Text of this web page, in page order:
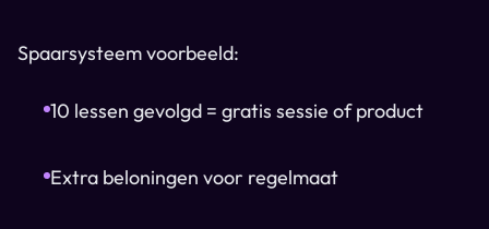
Spaarsysteem voorbeeld:
10 lessen gevolgd = gratis sessie of product
Extra beloningen voor regelmaat